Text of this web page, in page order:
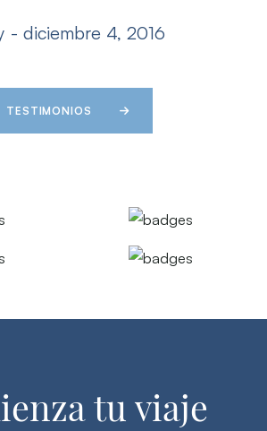
- diciembre 4, 2016
TESTIMONIOS
tu viaje